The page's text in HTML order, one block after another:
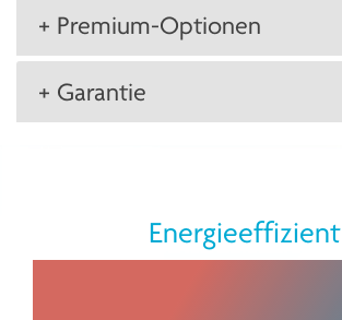
+ Premium-Optionen
+ Garantie
Energieeffizient